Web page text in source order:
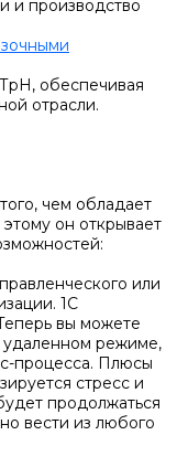
и производство
обеспечивая
отрасли.
чем обладает
он открывает
или
1С
вы можете
удаленном режиме,
процесса. Плюсы
стресс и
продолжаться
вести из любого